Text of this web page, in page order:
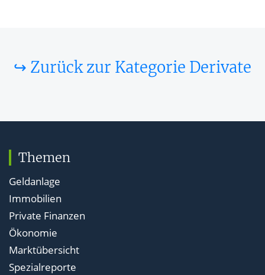
↪ Zurück zur Kategorie Derivate
Themen
Geldanlage
Immobilien
Private Finanzen
Ökonomie
Marktübersicht
Spezialreporte